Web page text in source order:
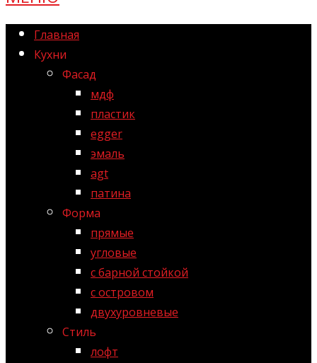
Главная
Кухни
Фасад
мдф
пластик
egger
эмаль
agt
патина
Форма
прямые
угловые
с барной стойкой
с островом
двухуровневые
Стиль
лофт